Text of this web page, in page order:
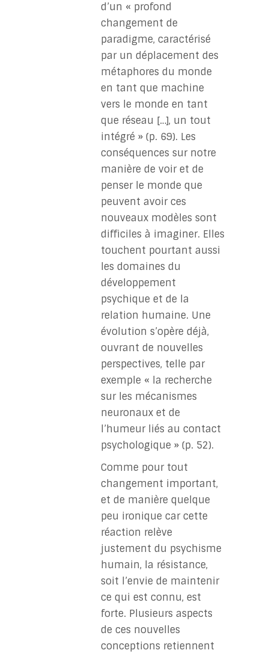
d’un « profond
changement de
paradigme, caractérisé
par un déplacement des
métaphores du monde
en tant que machine
vers le monde en tant
que réseau […], un tout
intégré » (p. 69). Les
conséquences sur notre
manière de voir et de
penser le monde que
peuvent avoir ces
nouveaux modèles sont
difficiles à imaginer. Elles
touchent pourtant aussi
les domaines du
développement
psychique et de la
relation humaine. Une
évolution s’opère déjà,
ouvrant de nouvelles
perspectives, telle par
exemple « la recherche
sur les mécanismes
neuronaux et de
l’humeur liés au contact
psychologique » (p. 52).
Comme pour tout
changement important,
et de manière quelque
peu ironique car cette
réaction relève
justement du psychisme
humain, la résistance,
soit l’envie de maintenir
ce qui est connu, est
forte. Plusieurs aspects
de ces nouvelles
conceptions retiennent